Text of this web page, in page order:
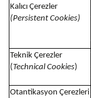
Kalıcı Çerezler
(Persistent Cookies)
Teknik Çerezler
(Technical Cookies)
Otantikasyon Çerezleri